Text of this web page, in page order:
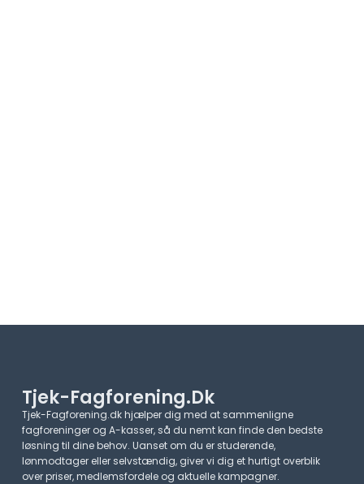
Tjek-Fagforening.dk
Tjek-Fagforening.dk hjælper dig med at sammenligne
fagforeninger og A-kasser, så du nemt kan finde den bedste
løsning til dine behov. Uanset om du er studerende,
lønmodtager eller selvstændig, giver vi dig et hurtigt overblik
over priser, medlemsfordele og aktuelle kampagner.​